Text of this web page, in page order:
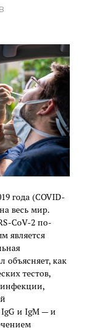
года (COVID-
весь мир.
CoV-2 по-
является
объясняет, как
тестов,
и IgM — и